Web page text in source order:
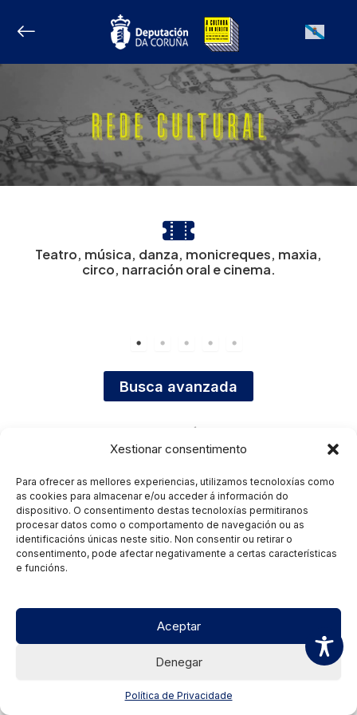
Xestionar consentimento
Para ofrecer as mellores experiencias, utilizamos tecnoloxías como
as cookies para almacenar e/ou acceder á información do
dispositivo. O consentimento destas tecnoloxías permitiranos
procesar datos como o comportamento de navegación ou as
identificacións únicas neste sitio. Non consentir ou retirar o
consentimento, pode afectar negativamente a certas características
e funcións.
Aceptar
Denegar
Política de Privacidade
Galician
Teatro, música, danza, monicreques, maxia,
circo, narración oral e cinema.
Busca avanzada